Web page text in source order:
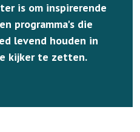
is om inspirerende
programma's die
levend houden in
kijker te zetten.